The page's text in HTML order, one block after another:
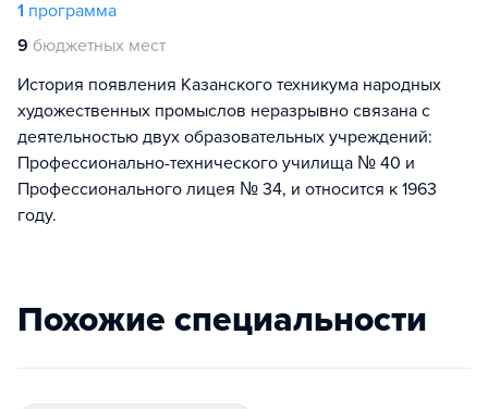
1 программа
9 бюджетных мест
История появления Казанского техникума народных
художественных промыслов неразрывно связана с
деятельностью двух образовательных учреждений:
Профессионально-технического училища № 40 и
Профессионального лицея № 34, и относится к 1963
году.
Похожие специальности